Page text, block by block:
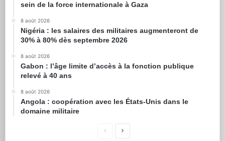
sein de la force internationale à Gaza
8 août 2026
Nigéria : les salaires des militaires augmenteront de
30% à 80% dès septembre 2026
8 août 2026
Gabon : l’âge limite d’accès à la fonction publique
relevé à 40 ans
8 août 2026
Angola : coopération avec les États-Unis dans le
domaine militaire